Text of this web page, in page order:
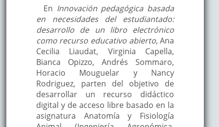
En Innovación pedagógica basada
en necesidades del estudiantado:
desarrollo de un libro electrónico
como recurso educativo abierto,Ana
Cecilia Liaudat, Virginia Capella,
Bianca Opizzo, Andrés Sommaro,
Horacio Mouguelar y Nancy
Rodriguez, parten del objetivo de
desarrollar un recurso didáctico
digital y de acceso libre basado en la
asignatura Anatomía y Fisiología